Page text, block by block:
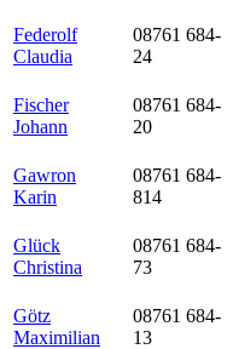
Federolf
Claudia
08761 684-
24
Fischer
Johann
08761 684-
20
Gawron
Karin
08761 684-
814
Glück
Christina
08761 684-
73
Götz
Maximilian
08761 684-
13